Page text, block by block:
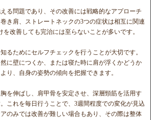
る問題であり、その改善には戦略的なアプローチ
き肩、ストレートネックの3つの症状は相互に関連
を改善しても完治には至らないことが多いです。
るためにセルフチェックを行うことが大切です。
に壁につくか、または寝た時に肩が浮くかどうか
り、自身の姿勢の傾向を把握できます。
を伸ばし、肩甲骨を安定させ、深層頸筋を活用す
これを毎日行うことで、3週間程度での変化が見込
のみでは改善が難しい場合もあり、その際は整体